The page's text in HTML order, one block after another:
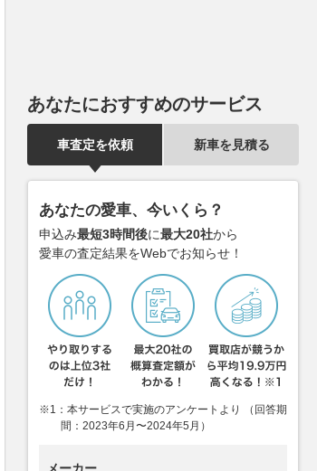
あなたにおすすめのサービス
車査定を依頼 新車を見積る
あなたの愛車、今いくら？
申込み最短3時間後に最大20社から
愛車の査定結果をWebでお知らせ！
※1：本サービスで実施のアンケートより （回答期
間：2023年6月〜2024年5月）